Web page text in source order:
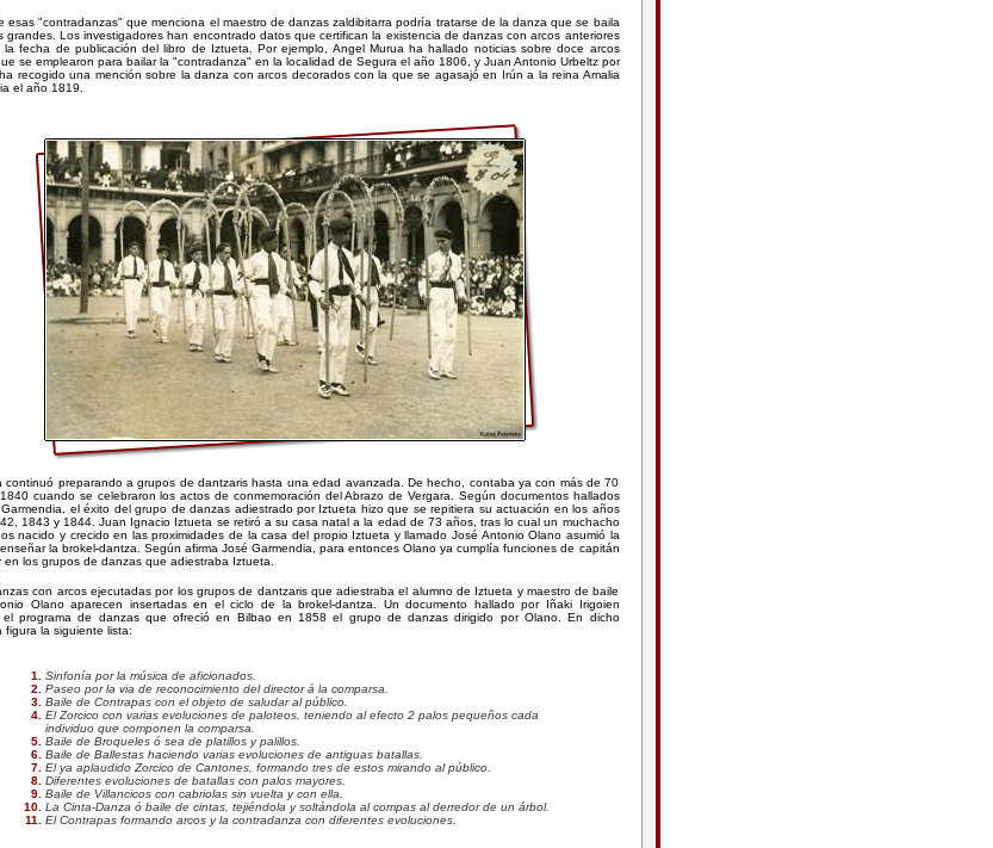
esas "contradanzas" que menciona el maestro de danzas zaldibitarra podría tratarse de la danza que se baila
grandes. Los investigadores han encontrado datos que certifican la existencia de danzas con arcos anteriores
la fecha de publicación del libro de Iztueta. Por ejemplo, Angel Murua ha hallado noticias sobre doce arcos
se emplearon para bailar la "contradanza" en la localidad de Segura el año 1806, y Juan Antonio Urbeltz por
recogido una mención sobre la danza con arcos decorados con la que se agasajó en Irún a la reina Amalia
el año 1819.
continuó preparando a grupos de dantzaris hasta una edad avanzada. De hecho, contaba ya con más de 70
cuando se celebraron los actos de conmemoración del Abrazo de Vergara. Según documentos hallados
el éxito del grupo de danzas adiestrado por Iztueta hizo que se repitiera su actuación en los años
1843 y 1844. Juan Ignacio Iztueta se retiró a su casa natal a la edad de 73 años, tras lo cual un muchacho
nacido y crecido en las proximidades de la casa del propio Iztueta y llamado José Antonio Olano asumió la
la brokel-dantza. Según afirma José Garmendia, para entonces Olano ya cumplía funciones de capitán
en los grupos de danzas que adiestraba Iztueta.
con arcos ejecutadas por los grupos de dantzaris que adiestraba el alumno de Iztueta y maestro de baile
Olano aparecen insertadas en el ciclo de la brokel-dantza. Un documento hallado por Iñaki Irigoien
el programa de danzas que ofreció en Bilbao en 1858 el grupo de danzas dirigido por Olano. En dicho
figura la siguiente lista:
Sinfonía por la música de aficionados.
Paseo por la via de reconocimiento del director á la comparsa.
Baile de Contrapas con el objeto de saludar al público.
El Zorcico con varias evoluciones de paloteos, teniendo al efecto 2 palos pequeños cada
individuo que componen la comparsa.
Baile de Broqueles ó sea de platillos y palillos.
Baile de Ballestas haciendo varias evoluciones de antiguas batallas.
El ya aplaudido Zorcico de Cantones, formando tres de estos mirando al público.
Diferentes evoluciones de batallas con palos mayores.
Baile de Villancicos con cabriolas sin vuelta y con ella.
La Cinta-Danza ó baile de cintas, tejiéndola y soltándola al compas al derredor de un árbol.
El Contrapas formando arcos y la contradanza con diferentes evoluciones.